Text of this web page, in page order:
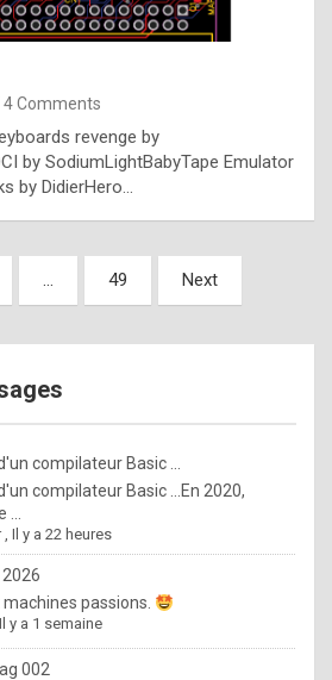
n
y
l
e
x
a
%
m
a
d
b
y
4 Comments
revenge by
by SodiumLightBabyTape Emulator
by DidierHero…
… 49 Next
compilateur Basic ...
compilateur Basic ...En 2020,
...
,Il y a 22 heures
2026
machines passions.
Il y a 1 semaine
002